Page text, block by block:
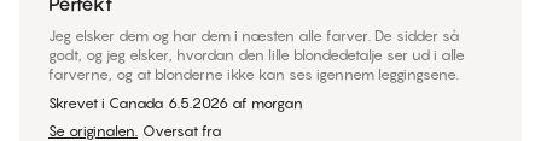
Jeg elsker dem og har dem i næsten alle farver. De sidder så
godt, og jeg elsker, hvordan den lille blondedetalje ser ud i alle
farverne, og at blonderne ikke kan ses igennem leggingsene.
Skrevet i Canada 6.5.2026 af morgan
Se originalen. Oversat fra